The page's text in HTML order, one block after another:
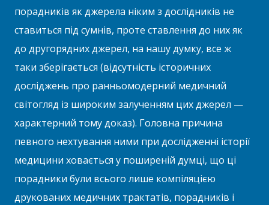
порадників як джерела ніким з дослідників не
ставиться під сумнів, проте ставлення до них як
до другорядних джерел, на нашу думку, все ж
таки зберігається (відсутність історичних
досліджень про ранньомодерний медичний
світогляд із широким залученням цих джерел —
характерний тому доказ). Головна причина
певного нехтування ними при дослідженні історії
медицини ховається у поширеній думці, що ці
порадники були всього лише компіляцією
друкованих медичних трактатів, порадників і